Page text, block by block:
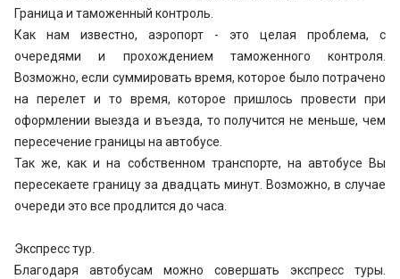
Граница и таможенный контроль.
Как нам известно, аэропорт - это целая проблема, с
очередями и прохождением таможенного контроля.
Возможно, если суммировать время, которое было потрачено
на перелет и то время, которое пришлось провести при
оформлении выезда и въезда, то получится не меньше, чем
пересечение границы на автобусе.
Так же, как и на собственном транспорте, на автобусе Вы
пересекаете границу за двадцать минут. Возможно, в случае
очереди это все продлится до часа.
Экспресс тур.
Благодаря автобусам можно совершать экспресс туры.